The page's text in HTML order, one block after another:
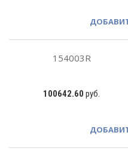
154003R
100642.60 руб.